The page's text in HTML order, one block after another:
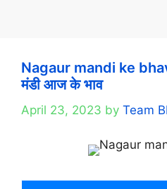
Nagaur mandi ke
मंडी आज के भाव
April 23, 2023 by Team BI